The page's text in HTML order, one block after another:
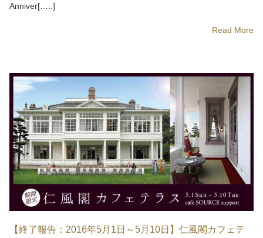
Anniver[…..]
Read More
【終了報告：2016年5月1日～5月10日】仁風閣カフェテ